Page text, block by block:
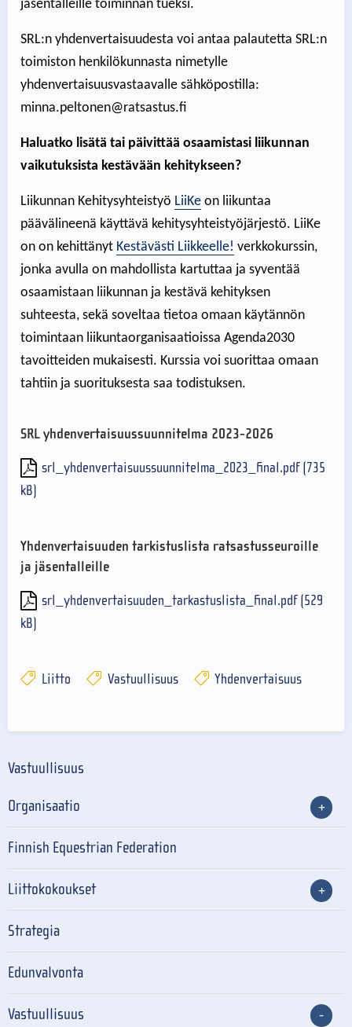
jäsentalleille toiminnan tueksi.
SRL:n yhdenvertaisuudesta voi antaa palautetta SRL:n
toimiston henkilökunnasta nimetylle
yhdenvertaisuusvastaavalle sähköpostilla:
minna.peltonen@ratsastus.fi
Haluatko lisätä tai päivittää osaamistasi liikunnan
vaikutuksista kestävään kehitykseen?
Liikunnan Kehitysyhteistyö LiiKe on liikuntaa
päävälineenä käyttävä kehitysyhteistyöjärjestö. LiiKe
on on kehittänyt Kestävästi Liikkeelle! verkkokurssin,
jonka avulla on mahdollista kartuttaa ja syventää
osaamistaan liikunnan ja kestävä kehityksen
suhteesta, sekä soveltaa tietoa omaan käytännön
toimintaan liikuntaorganisaatioissa Agenda2030
tavoitteiden mukaisesti. Kurssia voi suorittaa omaan
tahtiin ja suorituksesta saa todistuksen.
SRL yhdenvertaisuussuunnitelma 2023-2026
srl_yhdenvertaisuussuunnitelma_2023_final.pdf (735
kB)
Yhdenvertaisuuden tarkistuslista ratsastusseuroille
ja jäsentalleille
srl_yhdenvertaisuuden_tarkastuslista_final.pdf (529
kB)
Liitto Vastuullisuus Yhdenvertaisuus
Vastuullisuus
Organisaatio
Finnish Equestrian Federation
Liittokokoukset
Strategia
Edunvalvonta
Vastuullisuus